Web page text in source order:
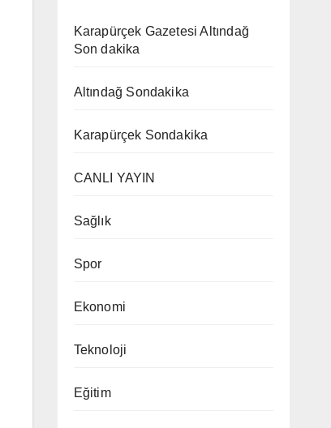
Karapürçek Gazetesi Altındağ
Son dakika
Altındağ Sondakika
Karapürçek Sondakika
CANLI YAYIN
Sağlık
Spor
Ekonomi
Teknoloji
Eğitim